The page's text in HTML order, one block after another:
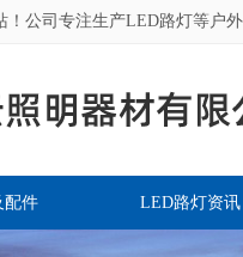
公司专注生产LED路灯等户
配件 LED路灯资讯